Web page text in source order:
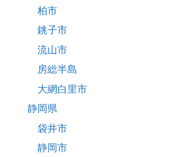
柏市
銚子市
流山市
房総半島
大網白里市
静岡県
袋井市
静岡市